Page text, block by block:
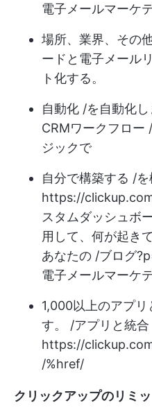
電子メールマーケ
場所、業界、その
ードと電子メール
ト化する。
自動化 /を自動化
CRMワークフロー
ジックで
自分で構築する /を
https://
スタムダッシュボ
用して、何が起き
あなたの /ブログ
電子メールマーケ
1,000以上のアプリ
す。 /アプリと統合
https://
/%href/
クリックアップのリミッ